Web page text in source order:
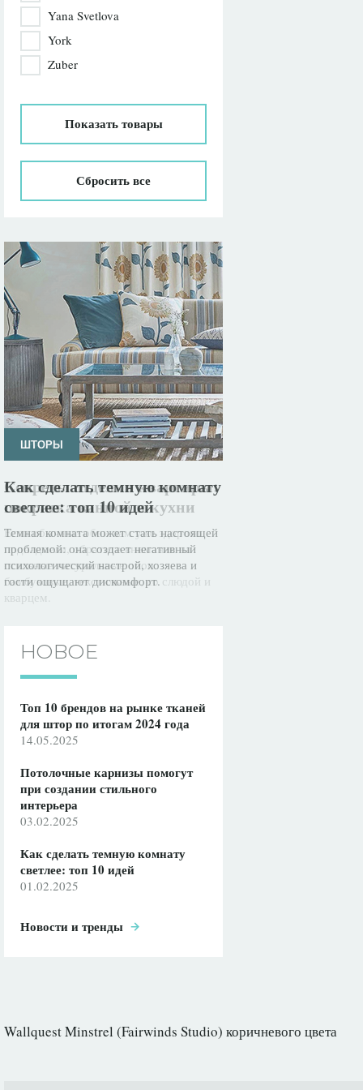
Yana Svetlova
York
Zuber
Показатьтовары
Сбросить все
ШТОРЫ
Как сделать темную комнату
светлее: топ 10 идей
Темная комната может стать настоящей
проблемой: она создает негативный
психологический настрой, хозяева и
гости ощущают дискомфорт.
НОВОЕ
Топ 10 брендов на рынке тканей
для штор по итогам 2024 года
14.05.2025
Потолочные карнизы помогут
при создании стильного
интерьера
03.02.2025
Как сделать темную комнату
светлее: топ 10 идей
01.02.2025
Новости и тренды
Wallquest Minstrel (Fairwinds Studio) коричневого цвета